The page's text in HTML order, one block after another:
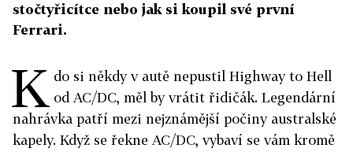
stočtyřicítce nebo jak si koupil své první
Ferrari.
K do si někdy v autě nepustil Highway to Hell
od AC/DC, měl by vrátit řidičák. Legendární
nahrávka patří mezi nejznámější počiny australské
kapely. Když se řekne AC/DC, vybaví se vám kromě